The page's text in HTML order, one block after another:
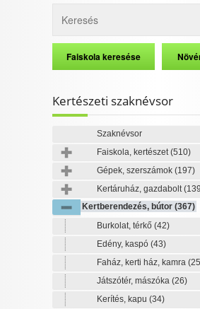
Kertészeti szaknévsor
Szaknévsor
Faiskola, kertészet(510)
Gépek, szerszámok (197)
Kertáruház, gazdabolt
Kertberendezés, bútor (367)
Burkolat, térkő (42)
Edény, kaspó (43)
Faház, kerti ház, kamra
Játszótér, mászóka (26)
Kerítés, kapu (34)